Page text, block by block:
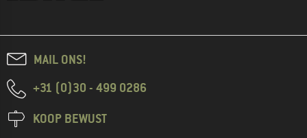
MAIL ONS!
+31 (0)30 - 499 0286
KOOP BEWUST